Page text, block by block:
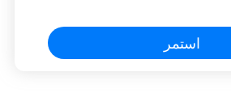
استمر